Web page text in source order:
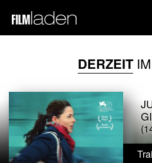
DERZEITIM